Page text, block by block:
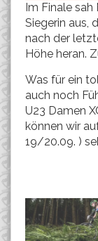
Im Finale sah
Siegerin aus,
nach der
Höhe heran.
Was für ein
auch noch
U23 Damen
können wir
19/20.09. )